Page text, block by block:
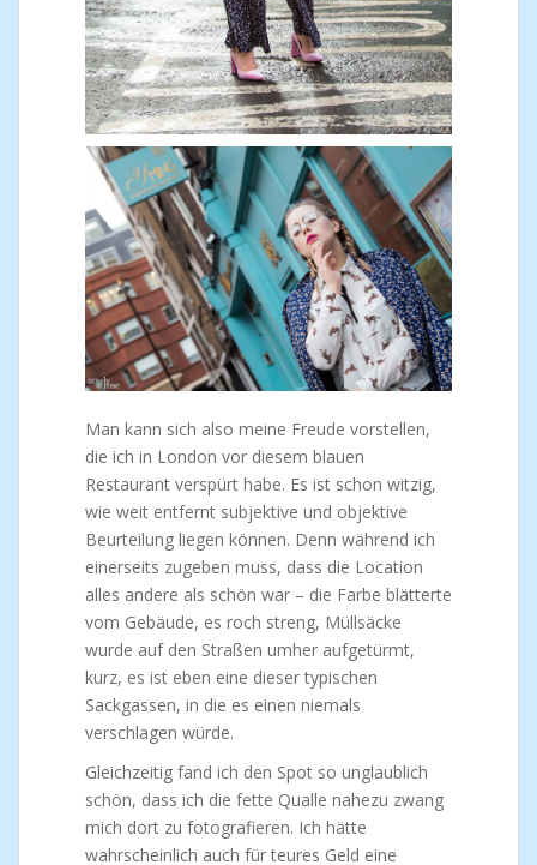
Man kann sich also meine Freude vorstellen,
die ich in London vor diesem blauen
Restaurant verspürt habe. Es ist schon witzig,
wie weit entfernt subjektive und objektive
Beurteilung liegen können. Denn während ich
einerseits zugeben muss, dass die Location
alles andere als schön war – die Farbe blätterte
vom Gebäude, es roch streng, Müllsäcke
wurde auf den Straßen umher aufgetürmt,
kurz, es ist eben eine dieser typischen
Sackgassen, in die es einen niemals
verschlagen würde.
Gleichzeitig fand ich den Spot so unglaublich
schön, dass ich die fette Qualle nahezu zwang
mich dort zu fotografieren. Ich hätte
wahrscheinlich auch für teures Geld eine